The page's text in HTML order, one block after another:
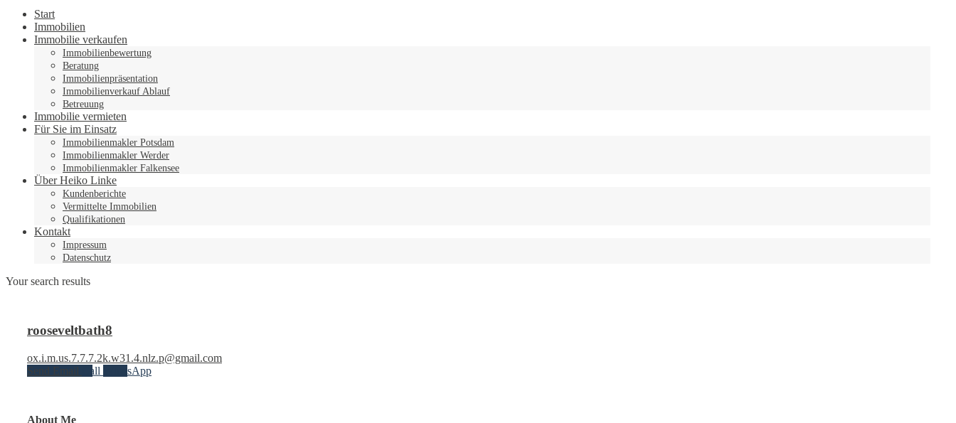
Start
Immobilien
Immobilie verkaufen
Immobilienbewertung
Beratung
Immobilienpräsentation
Immobilienverkauf Ablauf
Betreuung
Immobilie vermieten
Für Sie im Einsatz
Immobilienmakler Potsdam
Immobilienmakler Werder
Immobilienmakler Falkensee
Über Heiko Linke
Kundenberichte
Vermittelte Immobilien
Qualifikationen
Kontakt
Impressum
Datenschutz
Your search results
rooseveltbath8
ox.i.m.us.7.7.7.2k.w31.4.nlz.p@gmail.com
Send Email
Call WhatsApp
About Me